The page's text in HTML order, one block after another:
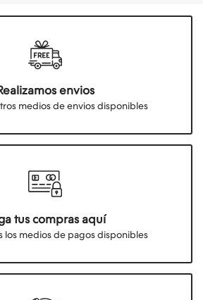
envios
medios de envios disponibles
tus compras aquí
los medios de pagos disponibles